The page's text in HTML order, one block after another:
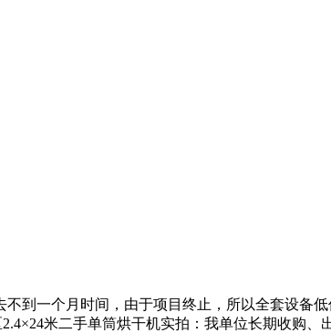
到一个月时间，由于项目终止，所以全套设备
米二手单筒烘干机实拍：我单位长期收购